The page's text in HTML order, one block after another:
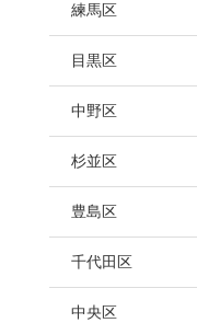
練馬区
目黒区
中野区
杉並区
豊島区
千代田区
中央区